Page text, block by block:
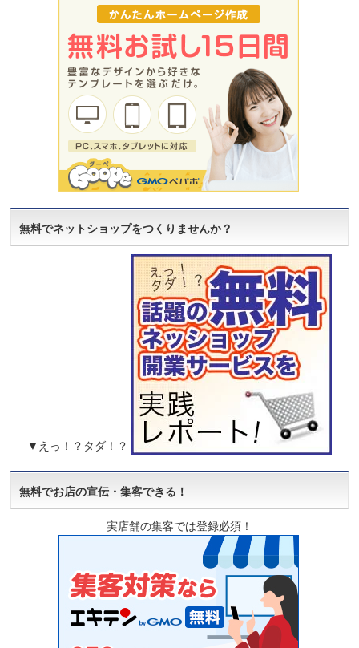
無料でネットショップをつくりませんか？
▼えっ！？タダ！？
無料でお店の宣伝・集客できる！
実店舗の集客では登録必須！